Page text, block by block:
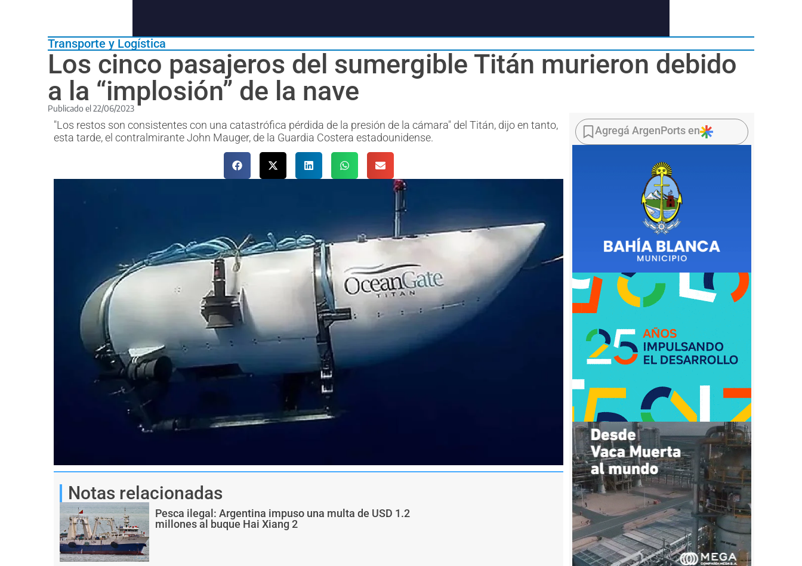
Transporte y Logística
Los cinco pasajeros del sumergible Titán murieron debido
a la “implosión” de la nave
Publicado el 22/06/2023
"Los restos son consistentes con una catastrófica pérdida de la presión de la cámara" del Titán, dijo en tanto,
esta tarde, el contralmirante John Mauger, de la Guardia Costera estadounidense.
Notas relacionadas
Pesca ilegal: Argentina impuso una multa de USD 1.2
millones al buque Hai Xiang 2
Agregá ArgenPorts en